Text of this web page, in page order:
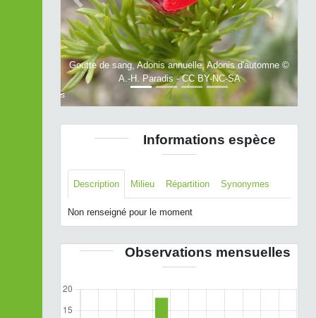
Goutte de sang, Adonis annuelle, Adonis d'automne ©
A.-H. Paradis - CC BY-NC-SA
Previous Next
Informations espèce
Description Milieu Répartition Synonymes
Non renseigné pour le moment
Observations mensuelles